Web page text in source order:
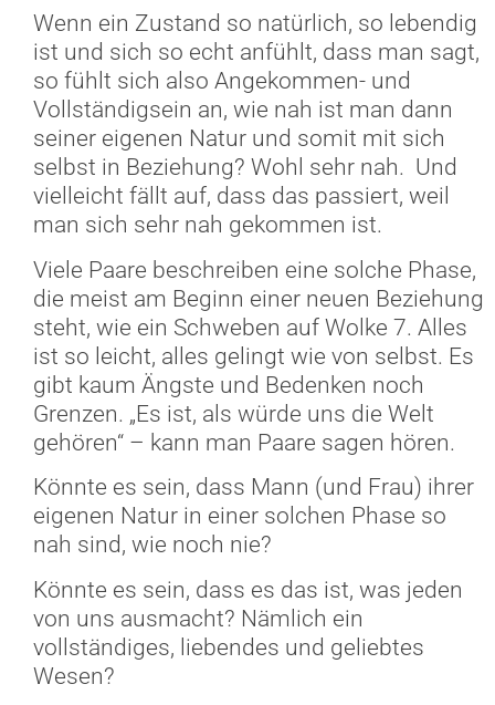
Wenn ein Zustand so natürlich, so lebendig
ist und sich so echt anfühlt, dass man sagt,
so fühlt sich also Angekommen- und
Vollständigsein an, wie nah ist man dann
seiner eigenen Natur und somit mit sich
selbst in Beziehung? Wohl sehr nah. Und
vielleicht fällt auf, dass das passiert, weil
man sich sehr nah gekommen ist.
Viele Paare beschreiben eine solche Phase,
die meist am Beginn einer neuen Beziehung
steht, wie ein Schweben auf Wolke 7. Alles
ist so leicht, alles gelingt wie von selbst. Es
gibt kaum Ängste und Bedenken noch
Grenzen. „Es ist, als würde uns die Welt
gehören“ – kann man Paare sagen hören.
Könnte es sein, dass Mann (und Frau) ihrer
eigenen Natur in einer solchen Phase so
nah sind, wie noch nie?
Könnte es sein, dass es das ist, was jeden
von uns ausmacht? Nämlich ein
vollständiges, liebendes und geliebtes
Wesen?